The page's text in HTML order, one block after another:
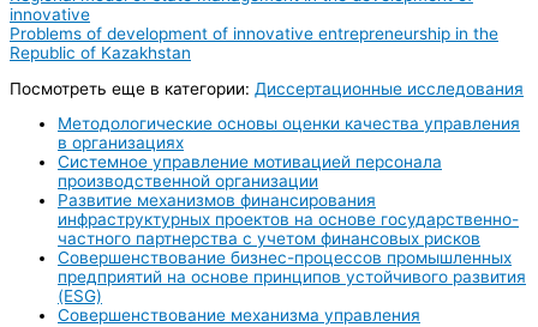
innovative
Problems of development of innovative entrepreneurship in the
Republic of Kazakhstan
Посмотреть еще в категории: Диссертационные исследования
Методологические основы оценки качества управления
в организациях
Системное управление мотивацией персонала
производственной организации
Развитие механизмов финансирования
инфраструктурных проектов на основе государственно-
частного партнерства с учетом финансовых рисков
Совершенствование бизнес-процессов промышленных
предприятий на основе принципов устойчивого развития
(ESG)
Совершенствование механизма управления